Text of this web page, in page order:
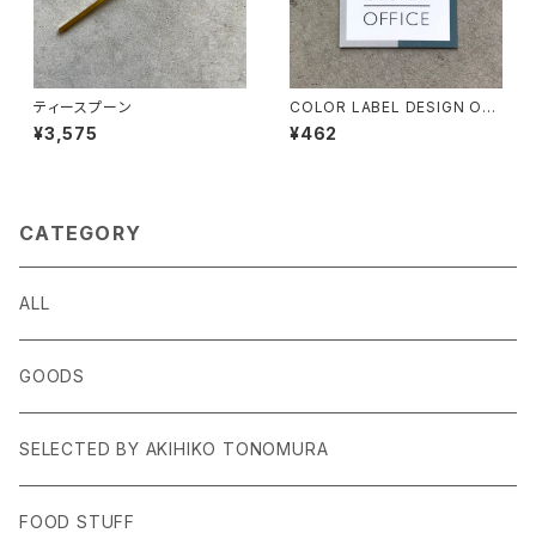
ティースプーン
¥3,575
COLOR LABEL DESIGN OFF
ICEオリジナルステッカーA
¥462
CATEGORY
ALL
GOODS
SELECTED BY AKIHIKO TONOMURA
FOOD STUFF